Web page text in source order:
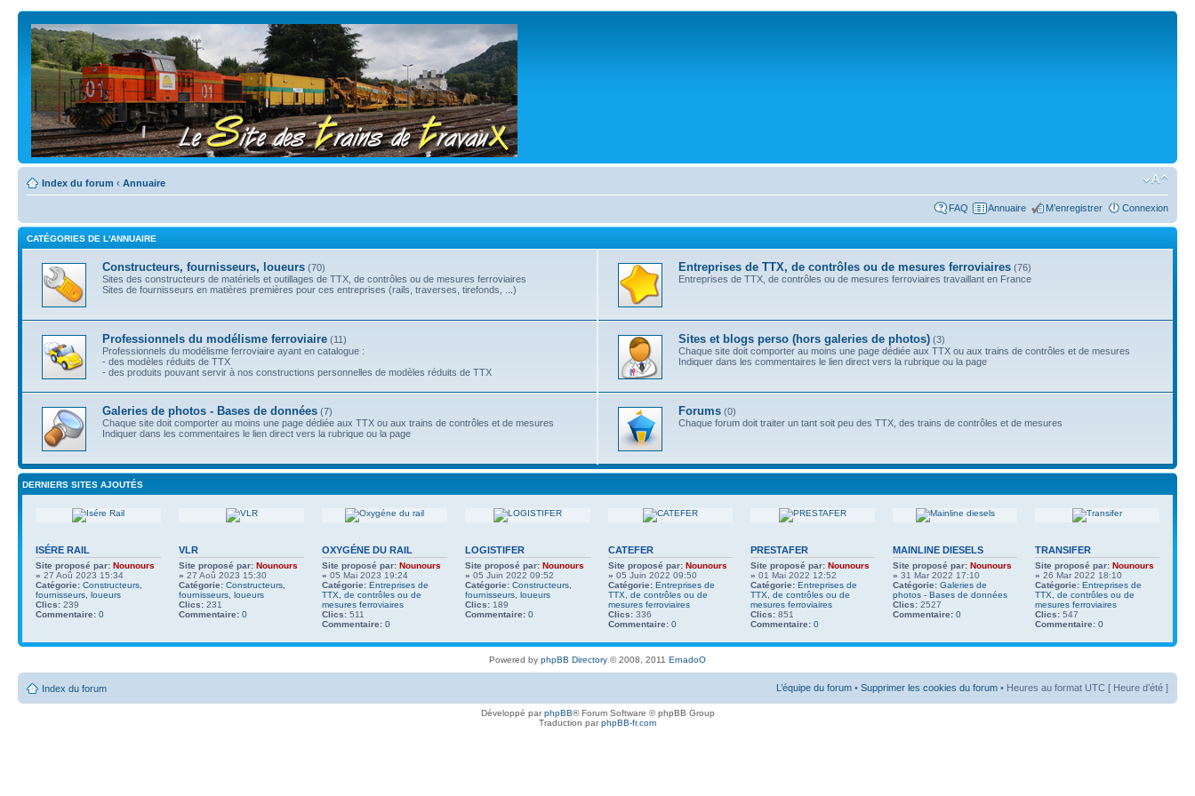
Index du forum ‹ Annuaire
FAQ Annuaire M’enregistrer Connexion
CATÉGORIES DE L'ANNUAIRE
Constructeurs, fournisseurs, loueurs (70)
Sites des constructeurs de matériels et outillages de TTX, de contrôles ou de mesures ferroviaires
Sites de fournisseurs en matières premières pour ces entreprises (rails, traverses, tirefonds, ...)
Entreprises de TTX, de contrôles ou de mesures ferroviaires (76)
Entreprises de TTX, de contrôles ou de mesures ferroviaires travaillant en France
Professionnels du modélisme ferroviaire (11)
Professionnels du modélisme ferroviaire ayant en catalogue :
- des modèles réduits de TTX
- des produits pouvant servir à nos constructions personnelles de modèles réduits de TTX
Sites et blogs perso (hors galeries de photos) (3)
Chaque site doit comporter au moins une page dédiée aux TTX ou aux trains de contrôles et de mesures
Indiquer dans les commentaires le lien direct vers la rubrique ou la page
Galeries de photos - Bases de données (7)
Chaque site doit comporter au moins une page dédiée aux TTX ou aux trains de contrôles et de mesures
Indiquer dans les commentaires le lien direct vers la rubrique ou la page
Forums (0)
Chaque forum doit traiter un tant soit peu des TTX, des trains de contrôles et de mesures
DERNIERS SITES AJOUTÉS
ISÉRE RAIL
Site proposé par: Nounours
» 27 Aoû 2023 15:34
Catégorie: Constructeurs,
fournisseurs, loueurs
Clics: 239
Commentaire: 0
VLR
Site proposé par: Nounours
» 27 Aoû 2023 15:30
Catégorie: Constructeurs,
fournisseurs, loueurs
Clics: 231
Commentaire: 0
OXYGÉNE DU RAIL
Site proposé par: Nounours
» 05 Mai 2023 19:24
Catégorie: Entreprises de
TTX, de contrôles ou de
mesures ferroviaires
Clics: 511
Commentaire: 0
LOGISTIFER
Site proposé par: Nounours
» 05 Juin 2022 09:52
Catégorie: Constructeurs,
fournisseurs, loueurs
Clics: 189
Commentaire: 0
CATEFER
Site proposé par: Nounours
» 05 Juin 2022 09:50
Catégorie: Entreprises de
TTX, de contrôles ou de
mesures ferroviaires
Clics: 336
Commentaire: 0
PRESTAFER
Site proposé par: Nounours
» 01 Mai 2022 12:52
Catégorie: Entreprises de
TTX, de contrôles ou de
mesures ferroviaires
Clics: 851
Commentaire: 0
MAINLINE DIESELS
Site proposé par: Nounours
» 31 Mar 2022 17:10
Catégorie: Galeries de
photos - Bases de données
Clics: 2527
Commentaire: 0
TRANSIFER
Site proposé par: Nounours
» 26 Mar 2022 18:10
Catégorie: Entreprises de
TTX, de contrôles ou de
mesures ferroviaires
Clics: 547
Commentaire: 0
Powered by phpBB Directory © 2008, 2011 ErnadoO
Index du forum L’équipe du forum • Supprimer les cookies du forum • Heures au format UTC [ Heure d’été ]
Développé parphpBB® Forum Software © phpBB Group
Traduction parphpBB-fr.com